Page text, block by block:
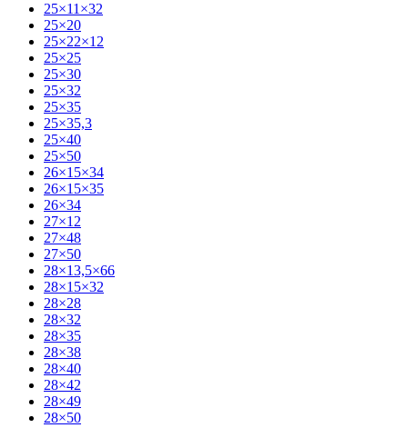
25×11×32
25×20
25×22×12
25×25
25×30
25×32
25×35
25×35,3
25×40
25×50
26×15×34
26×15×35
26×34
27×12
27×48
27×50
28×13,5×66
28×15×32
28×28
28×32
28×35
28×38
28×40
28×42
28×49
28×50